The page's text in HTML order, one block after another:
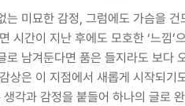
미묘한 감정, 그럼에도 가슴을
시간이 지난 후에도 모호한 ‘느낌
로 남겨둔다면 품은 들지라도 보다
상은 이 지점에서 새롭게 시작되기
각과 감정을 붙들어 하나의 글로